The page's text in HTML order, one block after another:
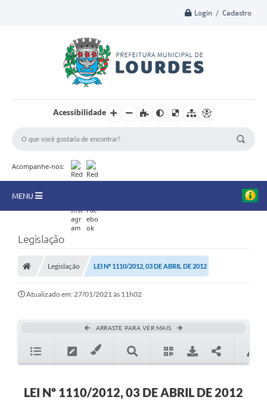
Login / Cadastro
Acessibilidade
Acompanhe-nos:
MENU
Secretarias
Editais
Telefones Úteis
Acesso a Informação
Contato
Legislação
Legislação LEI Nº 1110/2012, 03 DE ABRIL DE 2012
Atualizado em: 27/01/2021 às 11h02
ARRASTE PARA VER MAIS
LEI Nº 1110/2012, 03 DE ABRIL DE 2012